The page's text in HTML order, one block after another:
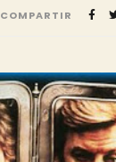
COMPARTIR